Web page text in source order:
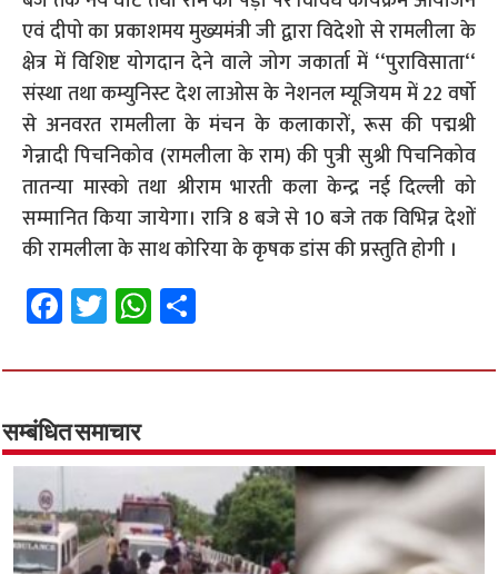
एवं दीपो का प्रकाशमय मुख्यमंत्री जी द्वारा विदेशो से रामलीला के
क्षेत्र में विशिष्ट योगदान देने वाले जोग जकार्ता में ‘‘पुराविसाता‘‘
संस्था तथा कम्युनिस्ट देश लाओस के नेशनल म्यूजियम में 22 वर्षो
से अनवरत रामलीला के मंचन के कलाकारों, रूस की पद्मश्री
गेन्नादी पिचनिकोव (रामलीला के राम) की पुत्री सुश्री पिचनिकोव
तातन्या मास्को तथा श्रीराम भारती कला केन्द्र नई दिल्ली को
सम्मानित किया जायेगा। रात्रि 8 बजे से 10 बजे तक विभिन्न देशों
की रामलीला के साथ कोरिया के कृषक डांस की प्रस्तुति होगी ।
Fa
ce
b
o
o
k
T
wi
tt
er
W
h
at
p
p
ar
सम्बंधित समाचार